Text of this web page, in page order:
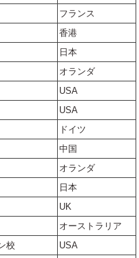
フランス
香港
日本
オランダ
USA
USA
ドイツ
中国
オランダ
日本
UK
オーストラリア
校
USA